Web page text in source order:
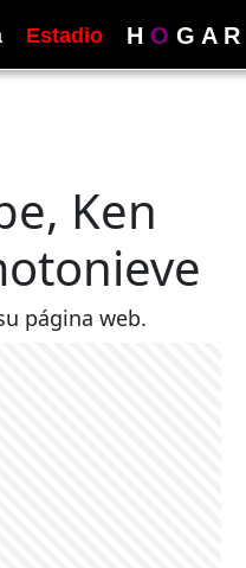
Estadio H O G A R
Ken
página web.